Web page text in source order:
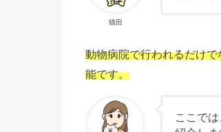
猫田
動物病院で行われるだけ
能です。
ここで